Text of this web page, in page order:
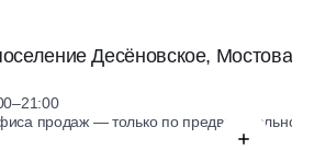
Десёновское, Мостовая
продаж — только по предварительной